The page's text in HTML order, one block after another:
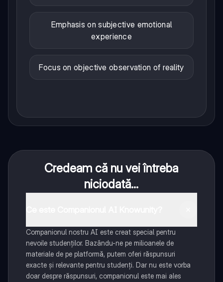
Emphasis on subjective emotional
experience
Focus on objective observation of reality
Credeam că nu vei întreba
niciodată...
Companionul nostru AI este creat special pentru
nevoile studenților. Bazându-ne pe milioanele de
materiale de pe platformă, putem oferi răspunsuri
exacte și relevante pentru studenți. Dar nu este vorba
doar despre răspunsuri, companionul este mai ales